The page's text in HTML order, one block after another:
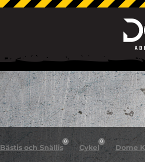
Bästis och Snällis
0
Cykel
0
Dome